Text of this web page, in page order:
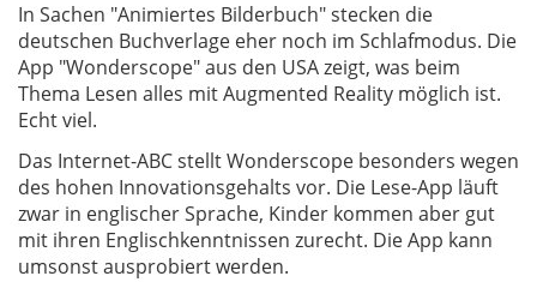
In Sachen "Animiertes Bilderbuch" stecken die
deutschen Buchverlage eher noch im Schlafmodus. Die
App "Wonderscope" aus den USA zeigt, was beim
Thema Lesen alles mit Augmented Reality möglich ist.
Echt viel.
Das Internet-ABC stellt Wonderscope besonders wegen
des hohen Innovationsgehalts vor. Die Lese-App läuft
zwar in englischer Sprache, Kinder kommen aber gut
mit ihren Englischkenntnissen zurecht. Die App kann
umsonst ausprobiert werden.